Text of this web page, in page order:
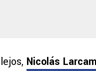
Nicolás